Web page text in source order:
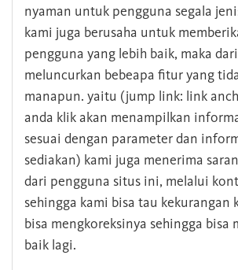
nyaman untuk pengguna segala
kami juga berusaha untuk
pengguna yang lebih baik, maka
meluncurkan bebeapa fitur yang
manapun. yaitu (jump link: link
anda klik akan menampilkan
sesuai dengan parameter dan
sediakan) kami juga menerima
dari pengguna situs ini, melalui
sehingga kami bisa tau kekurangan
bisa mengkoreksinya sehingga bisa
baik lagi.